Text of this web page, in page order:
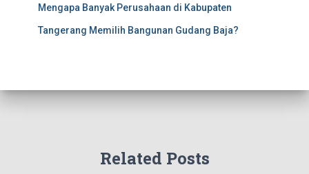
Mengapa Banyak Perusahaan di Kabupaten
Tangerang Memilih Bangunan Gudang Baja?
Related Posts